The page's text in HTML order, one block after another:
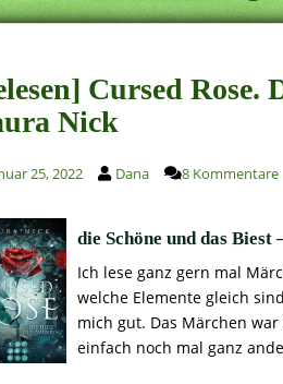
Cursed Rose.
Nick
25, 2022 Dana 8 Kommentare
die Schöne und das
Ich lese ganz gern mal
welche Elemente gleich
mich gut. Das Märchen
einfach noch mal ganz